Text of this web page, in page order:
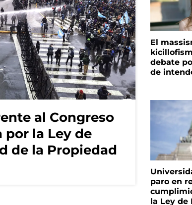
al Congreso
por la Ley de
de la Propiedad
El
debate
de
paro en
la Ley de